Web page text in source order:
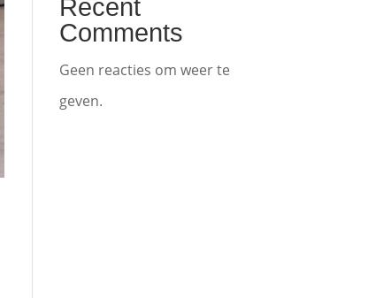
Recent
Comments
Geen reacties om weer te
geven.